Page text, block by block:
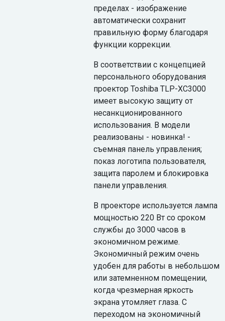
пределах - изображение
автоматически сохранит
правильную форму благодаря
функции коррекции.
В соответствии с концепцией
персонального оборудования
проектор Toshiba TLP-XC3000
имеет высокую защиту от
несанкционированного
использования. В модели
реализованы - новинка! -
съемная панель управления;
показ логотипа пользователя,
защита паролем и блокировка
панели управления.
В проекторе используется лампа
мощностью 220 Вт со сроком
службы до 3000 часов в
экономичном режиме.
Экономичный режим очень
удобен для работы в небольшом
или затемненном помещении,
когда чрезмерная яркость
экрана утомляет глаза. С
переходом на экономичный